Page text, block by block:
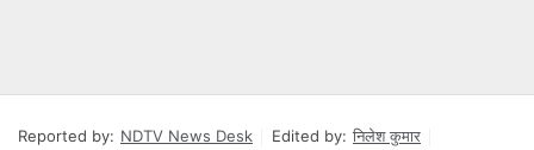
Reported by: NDTV News Desk Edited by: निलेश कुमार